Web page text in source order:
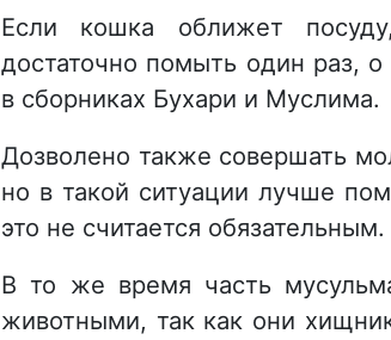
Если кошка оближет
достаточно помыть один раз,
в сборниках Бухари и Муслима.
Дозволено также совершать
но в такой ситуации лучше
это не считается обязательным.
В то же время часть
животными, так как они